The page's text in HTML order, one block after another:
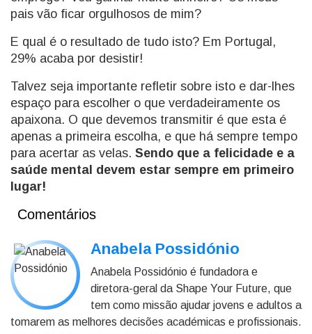
pais vão ficar orgulhosos de mim?
E qual é o resultado de tudo isto? Em Portugal,
29% acaba por desistir!
Talvez seja importante refletir sobre isto e dar-lhes
espaço para escolher o que verdadeiramente os
apaixona. O que devemos transmitir é que esta é
apenas a primeira escolha, e que há sempre tempo
para acertar as velas. Sendo que a felicidade e a
saúde mental devem estar sempre em primeiro
lugar!
Comentários
Anabela Possidónio
Anabela Possidónio é fundadora e
diretora-geral da Shape Your Future, que
tem como missão ajudar jovens e adultos a
tomarem as melhores decisões académicas e profissionais.